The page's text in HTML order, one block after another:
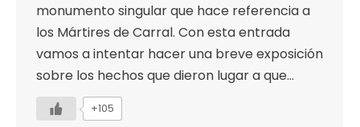
monumento singular que hace referencia a
los Mártires de Carral. Con esta entrada
vamos a intentar hacer una breve exposición
sobre los hechos que dieron lugar a que…
+105